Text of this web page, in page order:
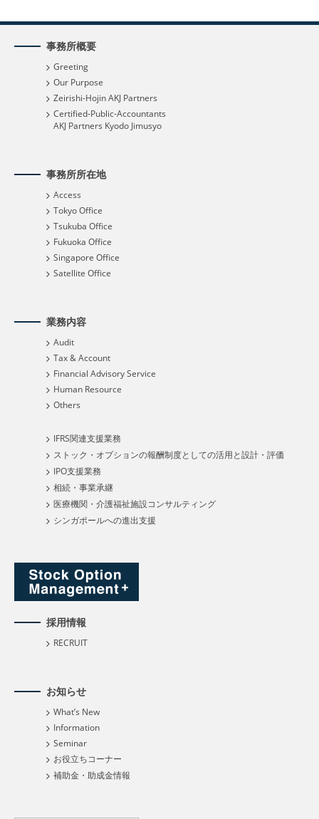
事務所概要
Greeting
Our Purpose
Zeirishi-Hojin AKJ Partners
Certified-Public-Accountants
AKJ Partners Kyodo Jimusyo
事務所所在地
Access
Tokyo Office
Tsukuba Office
Fukuoka Office
Singapore Office
Satellite Office
業務内容
Audit
Tax & Account
Financial Advisory Service
Human Resource
Others
IFRS関連支援業務
ストック・オプションの報酬制度としての活用と設計・評価
IPO支援業務
相続・事業承継
医療機関・介護福祉施設コンサルティング
シンガポールへの進出支援
採用情報
RECRUIT
お知らせ
What’s New
Information
Seminar
お役立ちコーナー
補助金・助成金情報